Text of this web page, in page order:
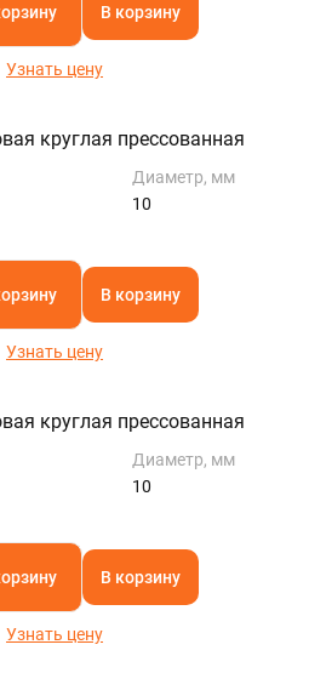
В корзину
Узнать цену
круглая прессованная
Диаметр, мм
10
В корзину
Узнать цену
круглая прессованная
Диаметр, мм
10
В корзину
Узнать цену